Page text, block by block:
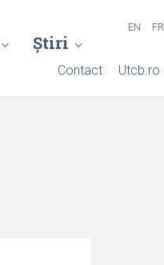
Știri
Contact Utcb.ro
EN FR